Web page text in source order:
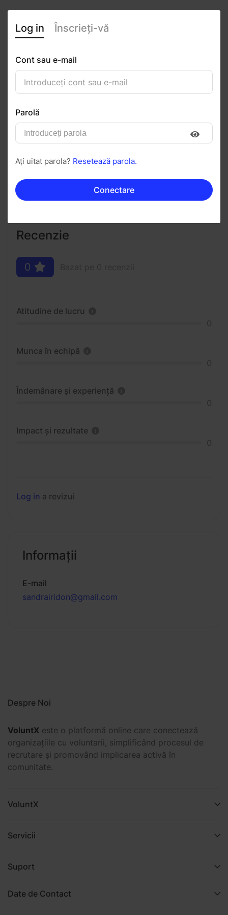
Sandra Iridon
Urmăriți Salvați în PDF
Invitați Mesaj
Recenzie
0
Atitudine de lucru
Munca în echipă
Îndemânare și experiență
Impact și rezultate
Log in a revizui
Informaţii
E-mail
sandrairidon@gmail.com
Despre Noi
VoluntX este o platformă online care conectează
organizațiile cu voluntarii, simplificând procesul de
recrutare și promovând implicarea activă în
comunitate.
VoluntX
Servicii
Suport
Date de Contact
Log in Înscrieți-vă
Cont sau e-mail
Parolă
Ați uitat parola? Resetează parola.
Conectare